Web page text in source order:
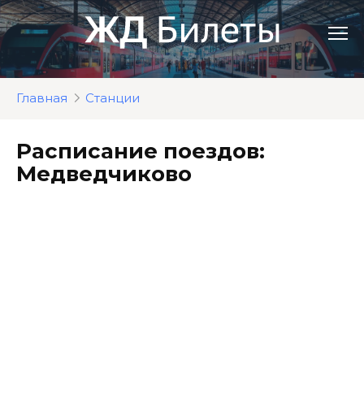
Перейти
к
контенту
Главная Станции
Расписание поездов:
Медведчиково